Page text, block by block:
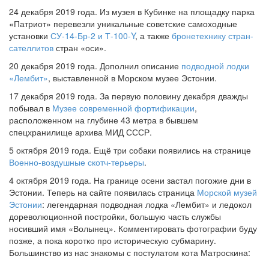
24 декабря 2019 года. Из музея в Кубинке на площадку парка
«Патриот» перевезли уникальные советские самоходные
установки СУ-14-Бр-2 и Т-100-Y, а также бронетехнику стран-
сателлитов стран «оси».
20 декабря 2019 года. Дополнил описание подводной лодки
«Лембит», выставленной в Морском музее Эстонии.
17 декабря 2019 года. За первую половину декабря дважды
побывал в Музее современной фортификации,
расположенном на глубине 43 метра в бывшем
спецхранилище архива МИД СССР.
5 октября 2019 года. Ещё три собаки появились на странице
Военно-воздушные скотч-терьеры.
4 октября 2019 года. На границе осени застал погожие дни в
Эстонии. Теперь на сайте появилась страница Морской музей
Эстонии: легендарная подводная лодка «Лембит» и ледокол
дореволюционной постройки, большую часть службы
носивший имя «Волынец». Комментировать фотографии буду
позже, а пока коротко про историческую субмарину.
Большинство из нас знакомы с постулатом кота Матроскина: